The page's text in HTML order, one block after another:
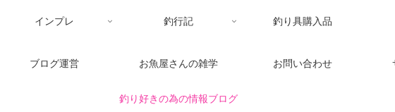
釣り好きの為の情報ブログ
インプレ 釣行記 釣り具購入品
ブログ運営 お魚屋さんの雑学 お問い合わせ